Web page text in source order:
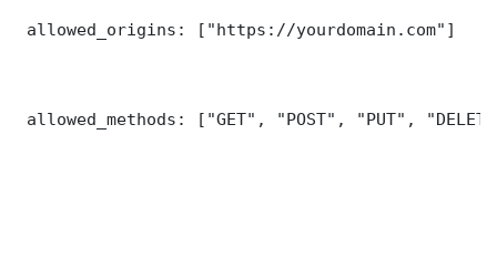
allowed_origins: ["https://yourdomain.com"]
allowed_methods: ["GET", "POST", "PUT",